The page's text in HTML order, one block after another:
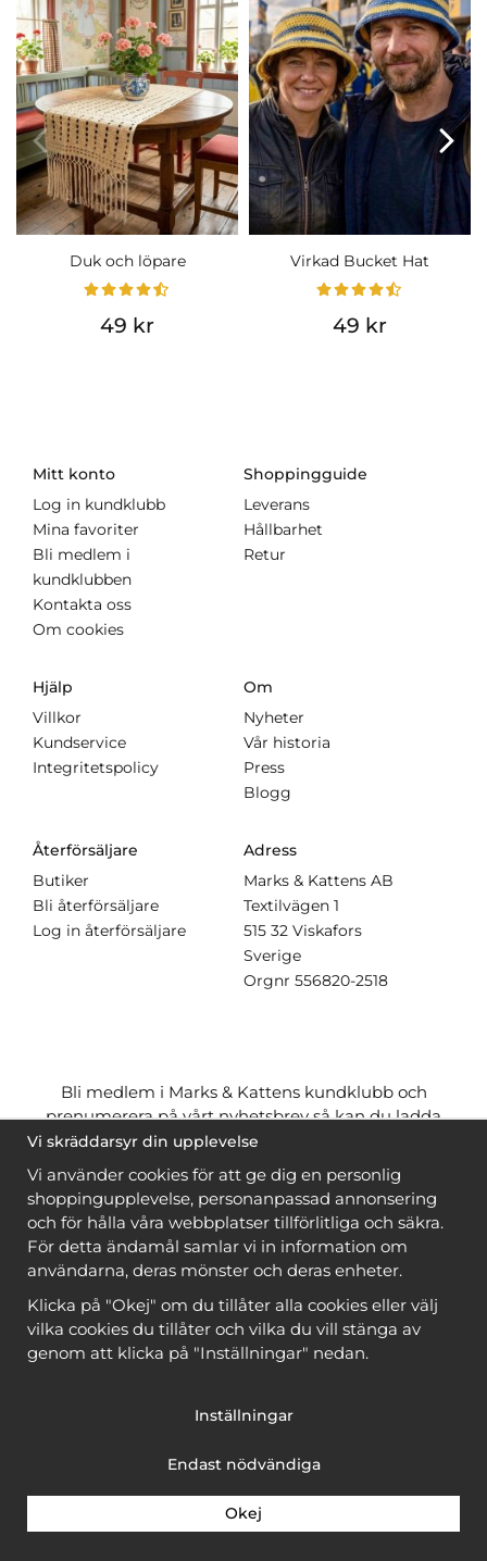
Duk och löpare
49 kr
Virkad Bucket Hat
49 kr
Mitt konto
Log in kundklubb
Mina favoriter
Bli medlem i
kundklubben
Kontakta oss
Om cookies
Shoppingguide
Leverans
Hållbarhet
Retur
Hjälp
Villkor
Kundservice
Integritetspolicy
Om
Nyheter
Vår historia
Press
Blogg
Återförsäljare
Butiker
Bli återförsäljare
Log in återförsäljare
Adress
Marks & Kattens AB
Textilvägen 1
515 32 Viskafors
Sverige
Orgnr 556820-2518
Bli medlem i Marks & Kattens kundklubb och
prenumerera på vårt nyhetsbrev så kan du ladda
ner många mönstergratisoch få många
när du handlar garn till mönstret. Du ser vilka som
ärgratis när du ärinloggad.
Bli medlem
Copyright © 2026, Marks & Kattens AB
Vi skräddarsyr din upplevelse
Vi använder cookies för att ge dig en personlig
shoppingupplevelse, personanpassad annonsering
och för hålla våra webbplatser tillförlitliga och säkra.
För detta ändamål samlar vi in information om
användarna, deras mönster och deras enheter.
Klicka på "Okej" om du tillåter alla cookies eller välj
vilka cookies du tillåter och vilka du vill stänga av
genom att klicka på "Inställningar" nedan.
Inställningar
Endast nödvändiga
Okej